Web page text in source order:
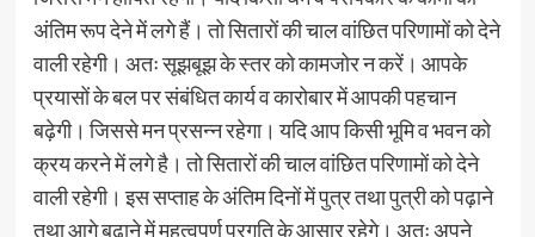
अंतिम रूप देने में लगे हैं। तो सितारों की चाल वांछित परिणामों को देने
वाली रहेगी। अतः सूझबूझ के स्तर को कामजोर न करें। आपके
प्रयासों के बल पर संबंधित कार्य व कारोबार में आपकी पहचान
बढ़ेगी। जिससे मन प्रसन्न रहेगा। यदि आप किसी भूमि व भवन को
क्रय करने में लगे है। तो सितारों की चाल वांछित परिणामों को देने
वाली रहेगी। इस सप्ताह के अंतिम दिनों में पुत्र तथा पुत्री को पढ़ाने
तथा आगे बढ़ाने में महत्वपूर्ण प्रगति के आसार रहेगे। अतः अपने